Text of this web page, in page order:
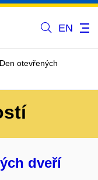
EN
otevřených
dveří